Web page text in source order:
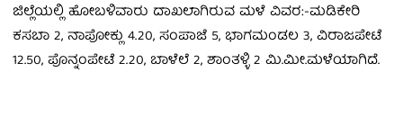
ಜಿಲ್ಲೆಯಲ್ಲಿ ಹೋಬಳಿವಾರು ದಾಖಲಾಗಿರುವ ಮಳೆ ವಿವರ:-ಮಡಿಕೇರಿ
ಕಸಬಾ 2, ನಾಪೋಕ್ಲು 4.20, ಸಂಪಾಜೆ 5, ಭಾಗಮಂಡಲ 3, ವಿರಾಜಪೇಟೆ
12.50, ಪೊನ್ನಂಪೇಟೆ 2.20, ಬಾಳೆಲೆ 2, ಶಾಂತಳ್ಳಿ 2 ಮಿ.ಮೀ.ಮಳೆಯಾಗಿದೆ.